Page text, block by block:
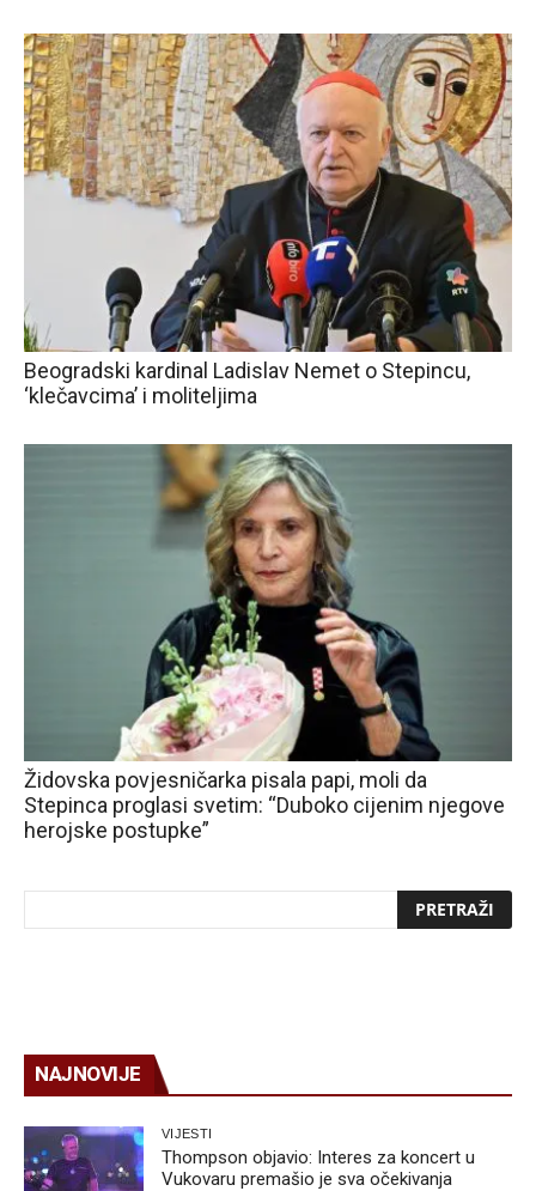
Beogradski kardinal Ladislav Nemet o Stepincu,
‘klečavcima’ i moliteljima
Židovska povjesničarka pisala papi, moli da
Stepinca proglasi svetim: “Duboko cijenim njegove
herojske postupke”
NAJNOVIJE
VIJESTI
Thompson objavio: Interes za koncert u
Vukovaru premašio je sva očekivanja